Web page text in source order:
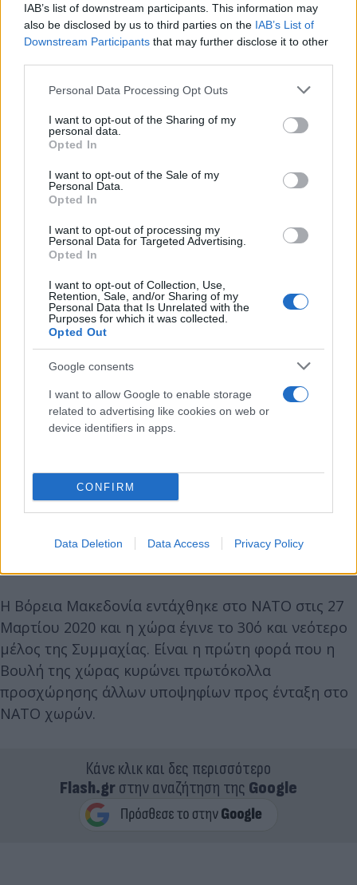
IAB’s list of downstream participants. This information may
also be disclosed by us to third parties on the IAB’s List of
Downstream Participants that may further disclose it to other
Please note that this website/app uses one or more Google
not limited to your visit or usage behaviour. You may click to
grant or deny consent to Google and its third-party tags to
use your data for below specified purposes in below Google
consent section.
Personal Data Processing Opt Outs
I want to opt-out of the Sharing of my
personal data.
Opted In
I want to opt-out of the Sale of my
Personal Data.
Opted In
I want to opt-out of processing my
Personal Data for Targeted Advertising.
Opted In
I want to opt-out of Collection, Use,
Retention, Sale, and/or Sharing of my
Personal Data that Is Unrelated with the
Purposes for which it was collected.
Opted Out
Google consents
I want to allow Google to enable storage
related to advertising like cookies on web or
device identifiers in apps.
CONFIRM
Data Deletion Data Access Privacy Policy
τεθούν σε ισχύ όταν όλες οι χώρες μέλη του ΝΑΤΟ
ενημερώσουν την κυβέρνηση των ΗΠΑ για την
Η Βόρεια Μακεδονία εντάχθηκε στο ΝΑΤΟ στις 27
Μαρτίου 2020 και η χώρα έγινε το 30ό και νεότερο
μέλος της Συμμαχίας. Είναι η πρώτη φορά που η
Βουλή της χώρας κυρώνει πρωτόκολλα
προσχώρησης άλλων υποψηφίων προς ένταξη στο
ΝΑΤΟ χωρών.
Κάνε κλικ και δες περισσότερο
Flash.grστην αναζήτηση της Google